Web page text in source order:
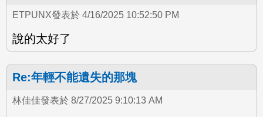
ETPUNX發表於 4/16/2025 10:52:50 PM
說的太好了
Re:年輕不能遺失的那塊
林佳佳發表於 8/27/2025 9:10:13 AM